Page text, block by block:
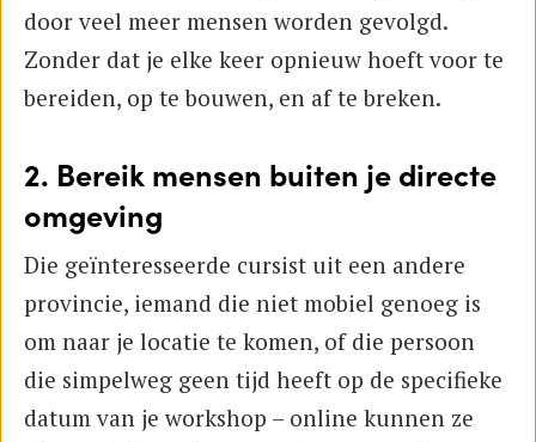
door veel meer mensen worden gevolgd.
Zonder dat je elke keer opnieuw hoeft voor te
bereiden, op te bouwen, en af te breken.
2. Bereik mensen buiten je directe
omgeving
Die geïnteresseerde cursist uit een andere
provincie, iemand die niet mobiel genoeg is
om naar je locatie te komen, of die persoon
die simpelweg geen tijd heeft op de specifieke
datum van je workshop – online kunnen ze